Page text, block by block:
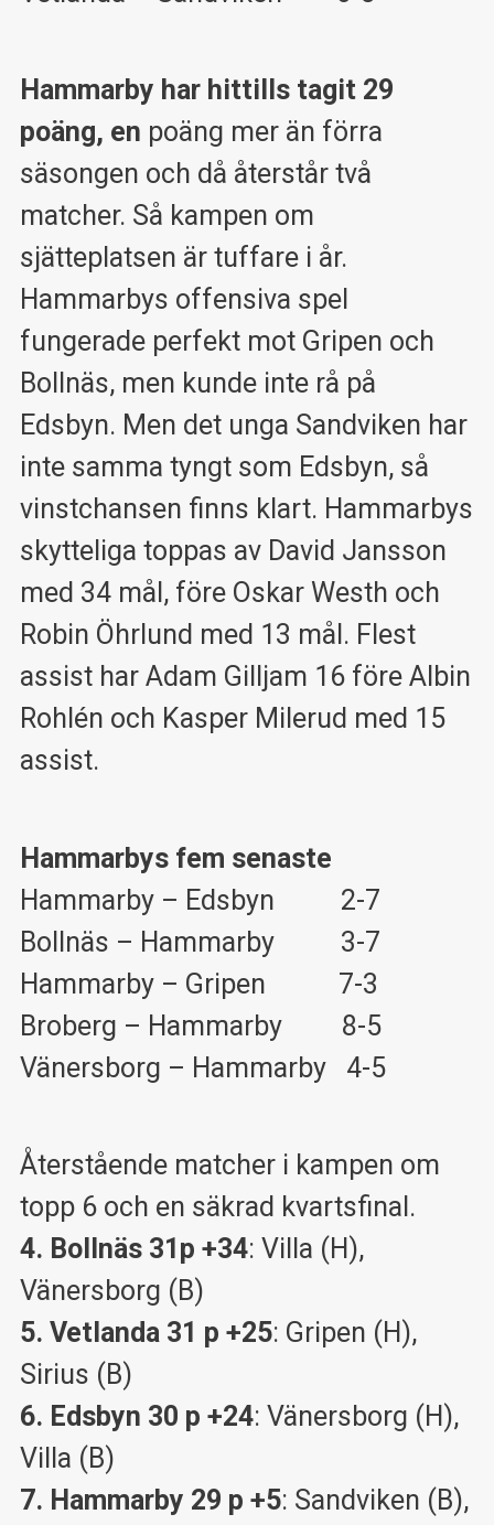
Hammarby har hittills tagit 29
poäng, en poäng mer än förra
säsongen och då återstår två
matcher. Så kampen om
sjätteplatsen är tuffare i år.
Hammarbys offensiva spel
fungerade perfekt mot Gripen och
Bollnäs, men kunde inte rå på
Edsbyn. Men det unga Sandviken har
inte samma tyngt som Edsbyn, så
vinstchansen finns klart. Hammarbys
skytteliga toppas av David Jansson
med 34 mål, före Oskar Westh och
Robin Öhrlund med 13 mål. Flest
assist har Adam Gilljam 16 före Albin
Rohlén och Kasper Milerud med 15
assist.
Hammarbys fem senaste
Hammarby – Edsbyn 2-7
Bollnäs – Hammarby 3-7
Hammarby – Gripen 7-3
Broberg – Hammarby 8-5
Vänersborg – Hammarby 4-5
Återstående matcher i kampen om
topp 6 och en säkrad kvartsfinal.
4. Bollnäs 31p +34: Villa (H),
Vänersborg (B)
5. Vetlanda 31 p +25: Gripen (H),
Sirius (B)
6. Edsbyn 30 p +24: Vänersborg (H),
Villa (B)
7. Hammarby 29 p +5: Sandviken (B),